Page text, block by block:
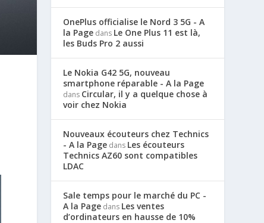
OnePlus officialise le Nord 3 5G - A
la Page dans Le One Plus 11 est là,
les Buds Pro 2 aussi
Le Nokia G42 5G, nouveau
smartphone réparable - A la Page
dans Circular, il y a quelque chose à
voir chez Nokia
Nouveaux écouteurs chez Technics
- A la Page dans Les écouteurs
Technics AZ60 sont compatibles
LDAC
Sale temps pour le marché du PC -
A la Page dans Les ventes
d’ordinateurs en hausse de 10%